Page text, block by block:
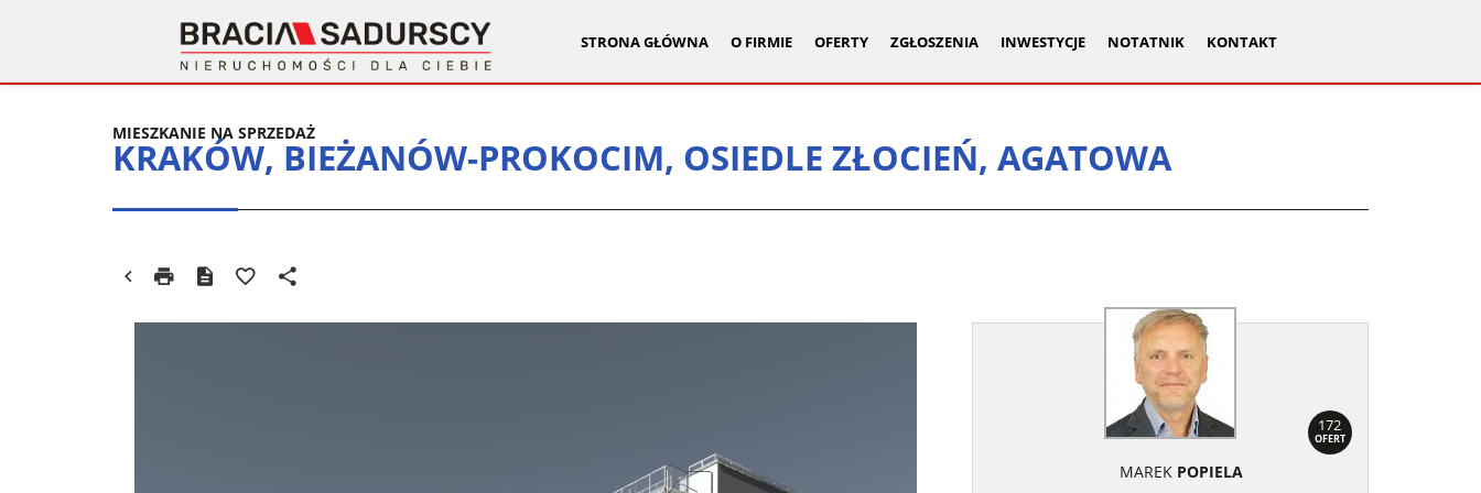
STRONA GŁÓWNA O FIRMIE OFERTY ZGŁOSZENIA INWESTYCJE NOTATNIK KONTAKT
KRAKÓW, BIEŻANÓW-PROKOCIM, OSIEDLE ZŁOCIEŃ, AGATOWA
MIESZKANIE NA SPRZEDAŻ
172
OFERT
MAREK POPIELA